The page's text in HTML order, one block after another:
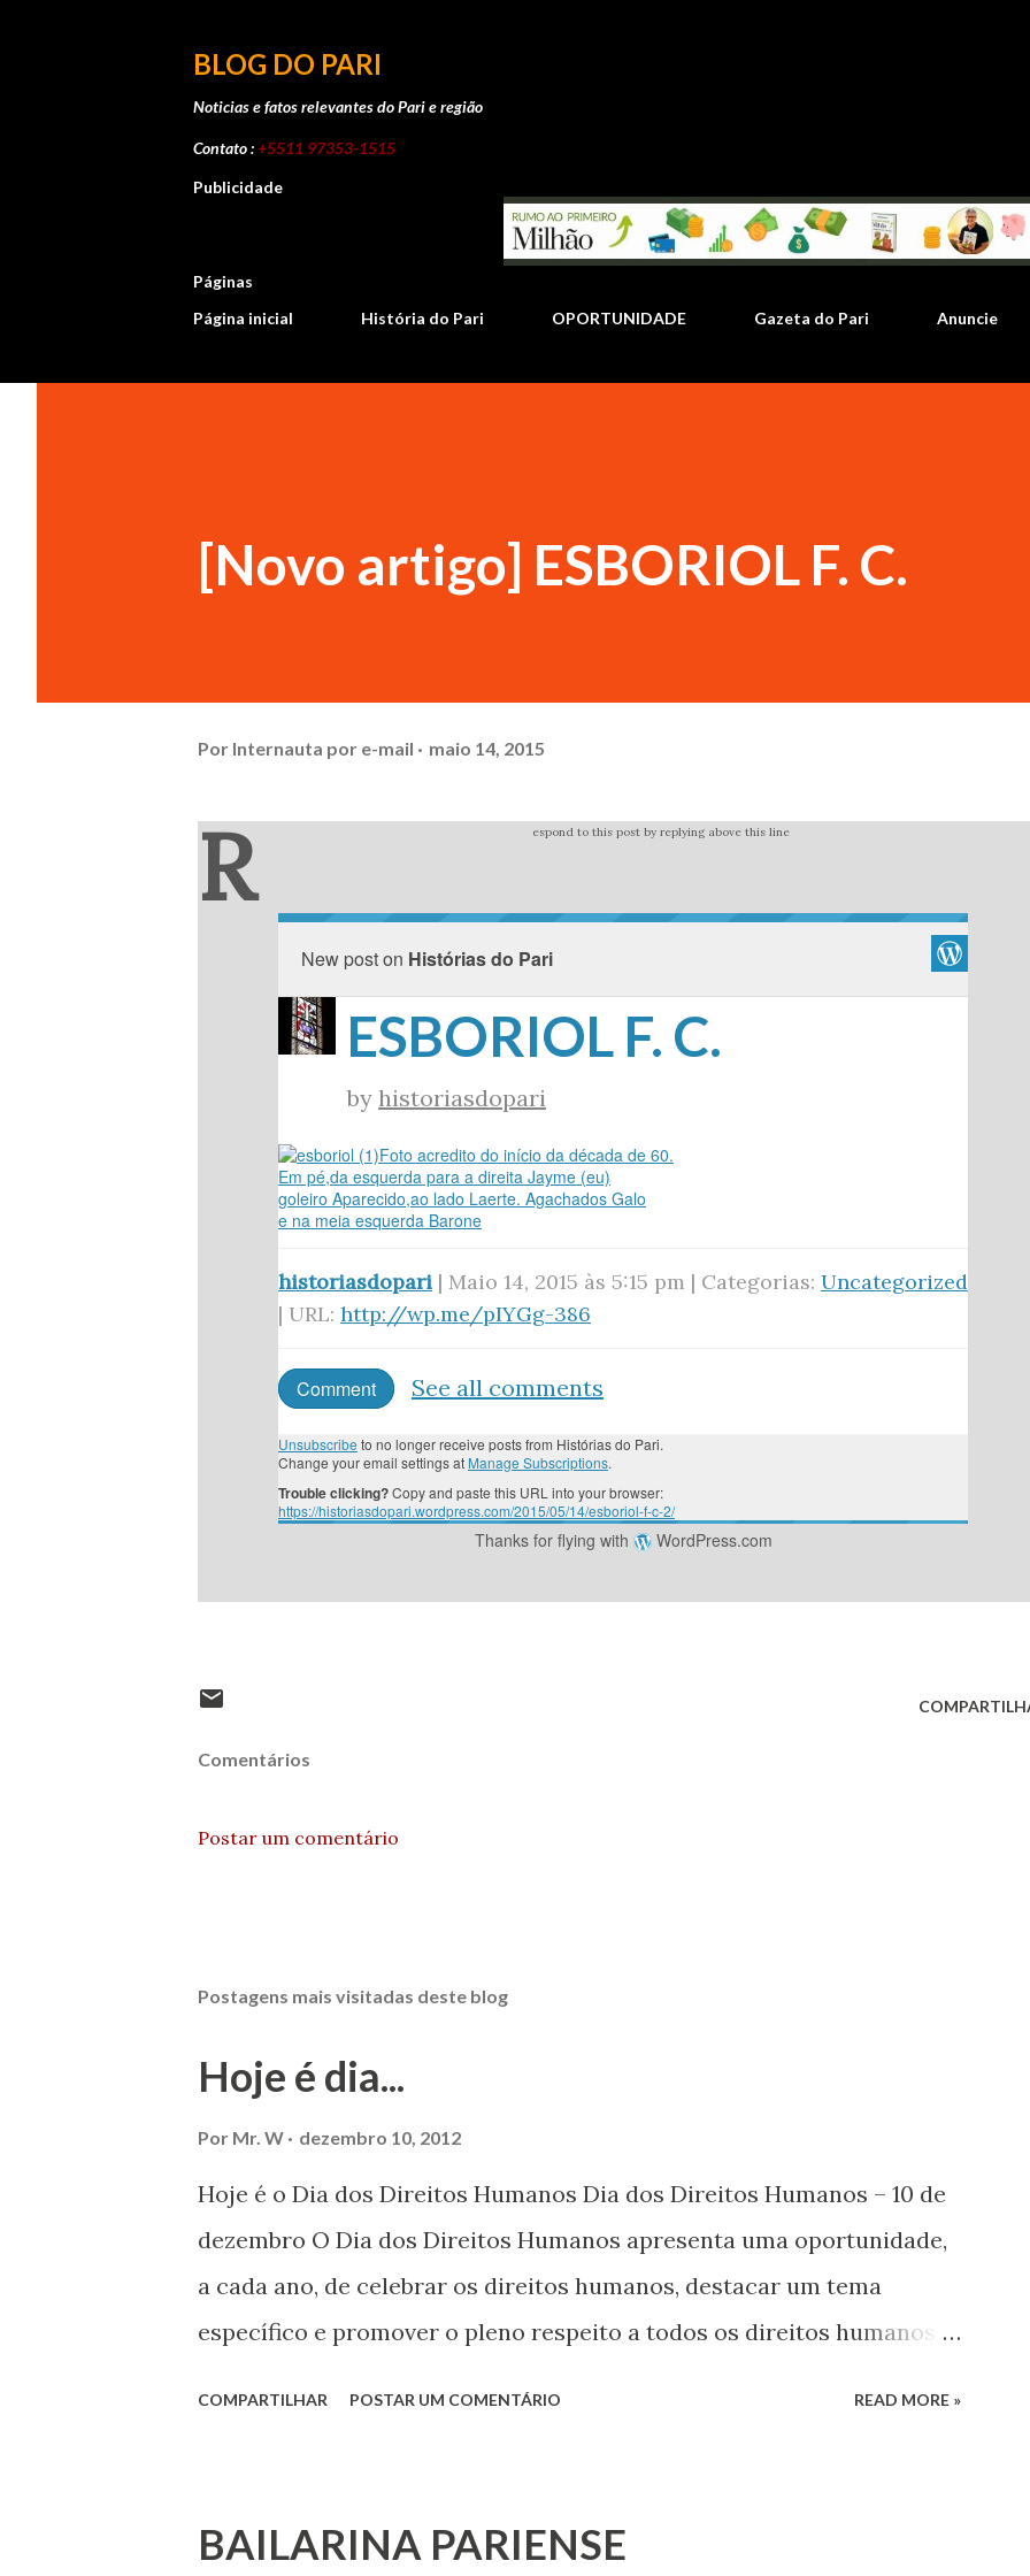
BLOG DO PARI
Noticias e fatos relevantes do Pari e região
Contato :+5511 97353-1515
Publicidade
Páginas
Página inicial
História do Pari OPORTUNIDADE Gazeta do Pari Anuncie
[Novo artigo] ESBORIOL F. C.
Por Internauta por e-mail maio 14, 2015
R espond to this post by replying above this line
New post on Histórias do Pari
ESBORIOL F. C.
by historiasdopari
Foto acredito do início da década de 60.
Em pé,da esquerda para a direita Jayme (eu)
goleiro Aparecido,ao lado Laerte. Agachados Galo
e na meia esquerda Barone
historiasdopari | Maio 14, 2015 às 5:15 pm | Categorias: Uncategorized
| URL: http://wp.me/pIYGg-386
Comment See all comments
Unsubscribe to no longer receive posts from Histórias do Pari.
Change your email settings at Manage Subscriptions.
Trouble clicking?Copy and paste this URL into your browser:
https://historiasdopari.wordpress.com/2015/05/14/esboriol-f-c-2/
Thanks for flying with WordPress.com
Comentários
Postar um comentário
Postagens mais visitadas deste blog
Hoje é dia...
Por Mr. W dezembro 10, 2012
Hoje é o Dia dos Direitos Humanos Dia dos Direitos Humanos – 10 de
dezembro O Dia dos Direitos Humanos apresenta uma oportunidade,
a cada ano, de celebrar os direitos humanos, destacar um tema
específico e promover o pleno respeito a todos os direitos humanos,
processo de decisão política. Estes direitos humanos – os direitos à
COMPARTILHAR POSTAR UM COMENTÁRIO READ MORE »
BAILARINA PARIENSE